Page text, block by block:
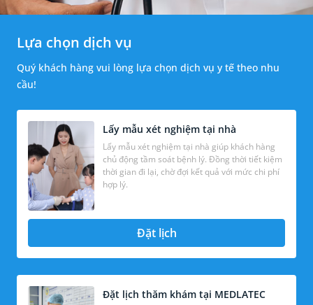
Lựa chọn dịch vụ
Quý khách hàng vui lòng lựa chọn dịch vụ y tế theo nhu
cầu!
Lấy mẫu xét nghiệm tại nhà
Lấy mẫu xét nghiệm tại nhà giúp khách hàng
chủ động tầm soát bệnh lý. Đồng thời tiết kiệm
thời gian đi lại, chờ đợi kết quả với mức chi phí
hợp lý.
Đặt lịch
Đặt lịch thăm khám tại MEDLATEC